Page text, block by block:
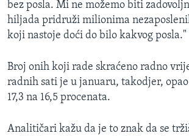
bez posla. Mi ne možemo biti
hiljada pridruži milionima
koji nastoje doći do bilo kakvog posla."
Broj onih koji rade skraćeno radno
radnih sati je u januaru, takodjer,
17,3 na 16,5 procenata.
Analitičari kažu da je to znak da se